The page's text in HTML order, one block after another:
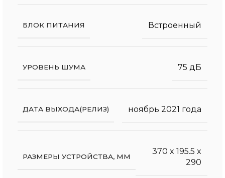
БЛОК ПИТАНИЯ Встроенный
УРОВЕНЬ ШУМА 75 дБ
ДАТА ВЫХОДА(РЕЛИЗ) ноябрь 2021 года
РАЗМЕРЫ УСТРОЙСТВА, ММ
370 x 195.5 x
290